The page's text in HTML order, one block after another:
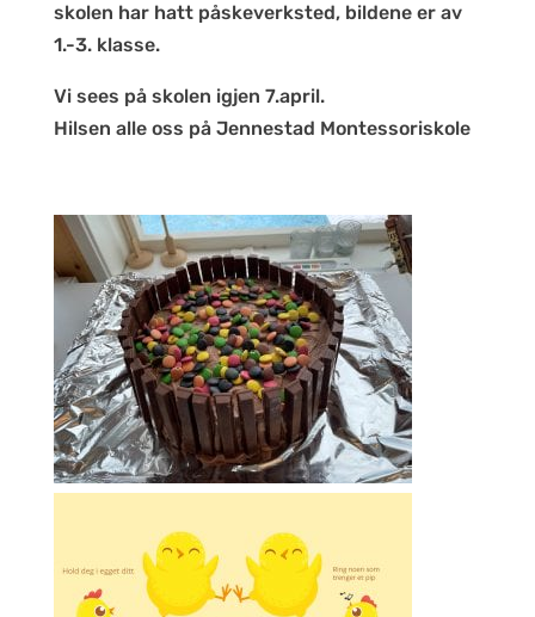
skolen har hatt påskeverksted, bildene er av
1.-3. klasse.
Vi sees på skolen igjen 7.april.
Hilsen alle oss på Jennestad Montessoriskole